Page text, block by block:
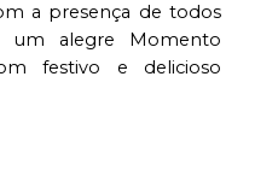
a presença de todos
um alegre Momento
festivo e delicioso